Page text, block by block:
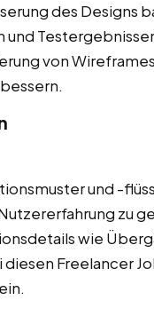
des Designs
und
von
und -
zu
wie
Freelancer